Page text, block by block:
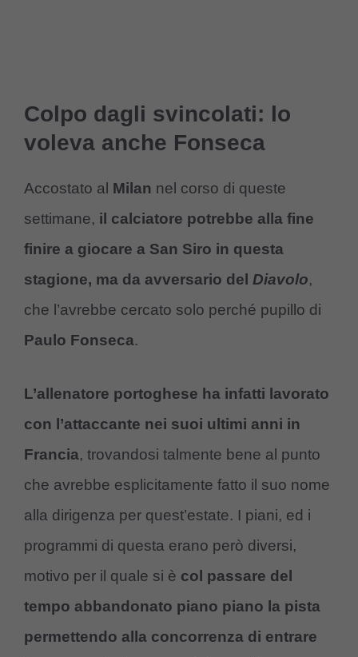
Colpo dagli svincolati: lo
voleva anche Fonseca
Accostato al Milan nel corso di queste
settimane, il calciatore potrebbe alla fine
finire a giocare a San Siro in questa
stagione, ma da avversario del Diavolo,
che l’avrebbe cercato solo perché pupillo di
Paulo Fonseca.
L’allenatore portoghese ha infatti lavorato
con l’attaccante nei suoi ultimi anni in
Francia, trovandosi talmente bene al punto
che avrebbe esplicitamente fatto il suo nome
alla dirigenza per quest’estate. I piani, ed i
programmi di questa erano però diversi,
motivo per il quale si è col passare del
tempo abbandonato piano piano la pista
permettendo alla concorrenza di entrare